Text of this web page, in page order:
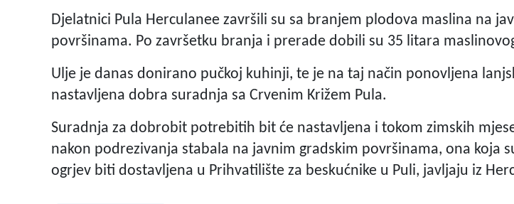
Djelatnici Pula Herculanee završili su sa branjem plodova maslina na
površinama. Po završetku branja i prerade dobili su 35 litara
Ulje je danas donirano pučkoj kuhinji, te je na taj način ponovljena
nastavljena dobra suradnja sa Crvenim Križem Pula.
Suradnja za dobrobit potrebitih bit će nastavljena i tokom zimskih
nakon podrezivanja stabala na javnim gradskim površinama, ona koja
ogrjev biti dostavljena u Prihvatilište za beskućnike u Puli, javljaju iz